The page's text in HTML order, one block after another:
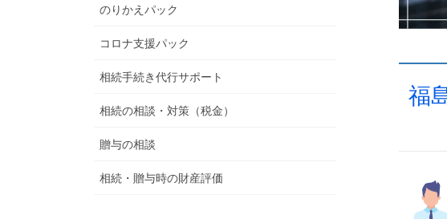
福
のりかえパック
コロナ支援パック
相続手続き代行サポート
相続の相談・対策（税金）
贈与の相談
相続・贈与時の財産評価